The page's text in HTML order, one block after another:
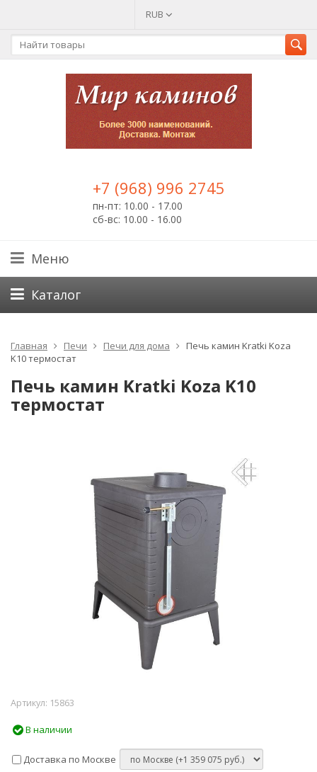
RUB
+7 (968) 996 2745
пн-пт: 10.00 - 17.00
сб-вс: 10.00 - 16.00
Меню
Каталог
Главная Печи Печи для дома
Печь камин Kratki Koza
K10 термостат
Печь камин Kratki Koza K10
термостат
Артикул: 15863
В наличии
Доставка по Москве